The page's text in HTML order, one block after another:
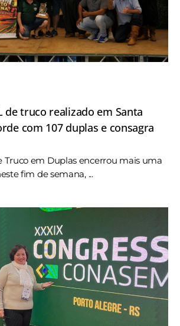
de truco realizado em Santa
com 107 duplas e consagra
Truco em Duplas encerrou mais uma
fim de semana, ...